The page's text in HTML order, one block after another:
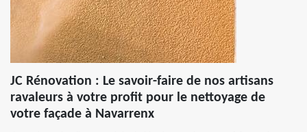
JC Rénovation : Le savoir-faire de nos artisans
ravaleurs à votre profit pour le nettoyage de
votre façade à Navarrenx